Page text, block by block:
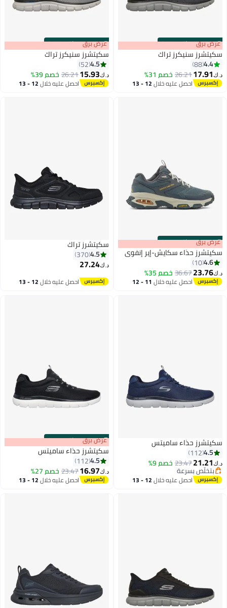
00m:00s
·باقي 100% عرض برق
سكيتشرز سنيكرز تراك
4.4
88
د.ك‏17.91
26.21خصم 31%
احصل عليه خلال 12 - 13
00m:00s
·باقي 100% عرض برق
سكيتشرز سنيكرز تراك
4.5
52
د.ك‏15.93
26.21خصم 39%
احصل عليه خلال 12 - 13
00m:00s
·باقي 100% عرض برق
سكيتشرز حذاء سكايش-إير إنفوي
4.6
10
د.ك‏23.76
36.67خصم 35%
احصل عليه خلال 11 - 12
5
سكيتشرز تراك
4.5
370
د.ك‏27.24
احصل عليه خلال 12 - 13
8
سكيتشرز حذاء ساميتس
4.5
112
د.ك‏21.21
23.47خصم 9%
بتخلّص بسرعة
بتخلّص بسرعةاحصل عليه خلال 12 - 13
00m:00s
·باقي 100%
8
عرض برق
سكيتشرز حذاء ساميتس
4.5
112
د.ك‏16.97
23.47خصم 27%
احصل عليه خلال 12 - 13